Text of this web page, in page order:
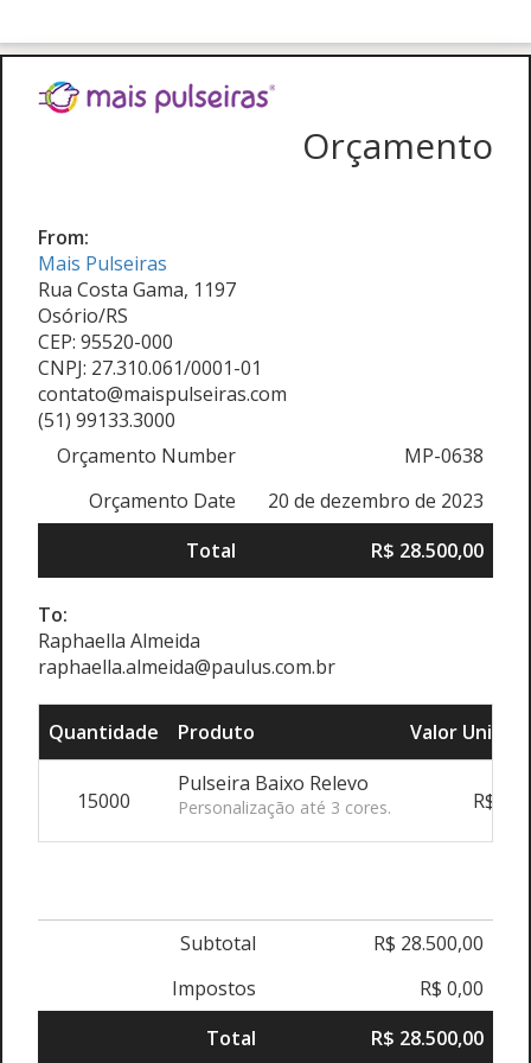
Orçamento
From:
Mais Pulseiras
Rua Costa Gama, 1197
Osório/RS
CEP: 95520-000
CNPJ: 27.310.061/0001-01
contato@maispulseiras.com
(51) 99133.3000
Orçamento Number
MP-0638
Orçamento Date
20 de dezembro de 2023
Total
R$ 28.500,00
To:
Raphaella Almeida
raphaella.almeida@paulus.com.br
Quantidade Produto Valor
15000
Pulseira Baixo Relevo
Personalização até 3 cores. R$
Subtotal
R$ 28.500,00
Impostos
R$ 0,00
Total
R$ 28.500,00